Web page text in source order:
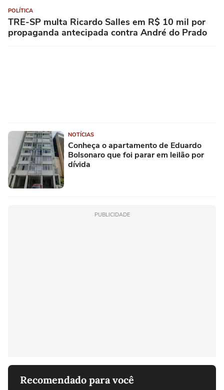
POLÍTICA
TRE-SP multa Ricardo Salles em R$ 10 mil por
propaganda antecipada contra André do Prado
NOTÍCIAS
Conheça o apartamento de Eduardo
Bolsonaro que foi parar em leilão por
dívida
PUBLICIDADE
Recomendado para você